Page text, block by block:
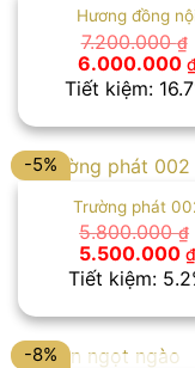
Hương đồng
7.200.000₫
Giá
gốc
là:
6.000.000
Tiết kiệm:
-5%
Trường phát
5.800.000₫
Giá
gốc
là:
5.500.000 ₫
Tiết kiệm:
-8%